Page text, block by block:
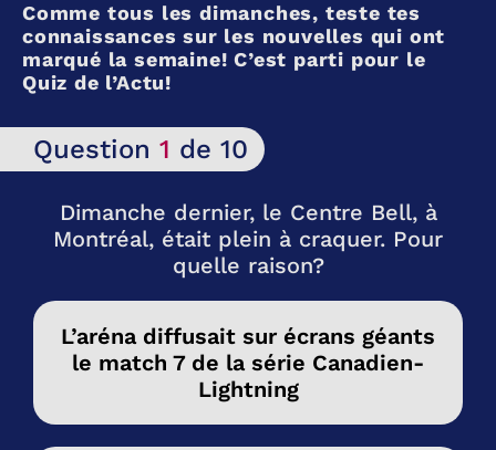
Comme tous les dimanches, teste tes
connaissances sur les nouvelles qui ont
marqué la semaine! C’est parti pour le
Quiz de l’Actu!
Question 1 de 10
Dimanche dernier, le Centre Bell, à
Montréal, était plein à craquer. Pour
quelle raison?
L’aréna diffusait sur écrans géants
le match 7 de la série Canadien-
Lightning